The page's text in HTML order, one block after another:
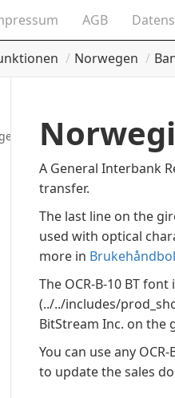
AGB
Norwegen
A General Interbank
transfer.
The last line on the
used with optical
more in
The OCR-B-10 BT
(../../includes/
BitStream Inc. on the
You can use any
to update the sales